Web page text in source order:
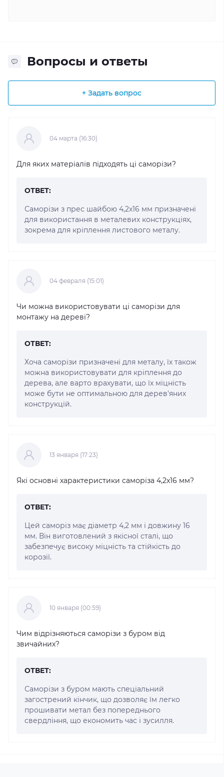
Вопросы и ответы
+ Задать вопрос
04 марта (16:30)
Для яких матеріалів підходять ці саморізи?
ОТВЕТ:
Саморізи з прес шайбою 4,2x16 мм призначені
для використання в металевих конструкціях,
зокрема для кріплення листового металу.
04 февраля (15:01)
Чи можна використовувати ці саморізи для
монтажу на дереві?
ОТВЕТ:
Хоча саморізи призначені для металу, їх також
можна використовувати для кріплення до
дерева, але варто врахувати, що їх міцність
може бути не оптимальною для дерев'яних
конструкцій.
13 января (17:23)
Які основні характеристики саморіза 4,2x16 мм?
ОТВЕТ:
Цей саморіз має діаметр 4,2 мм і довжину 16
мм. Він виготовлений з якісної сталі, що
забезпечує високу міцність та стійкість до
корозії.
10 января (00:59)
Чим відрізняються саморізи з буром від
звичайних?
ОТВЕТ:
Саморізи з буром мають спеціальний
загострений кінчик, що дозволяє їм легко
прошивати метал без попереднього
свердління, що економить час і зусилля.